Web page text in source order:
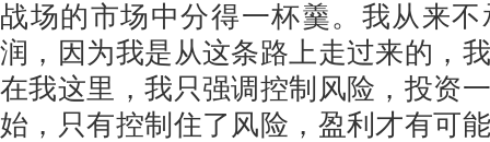
战场的市场中分得一杯羹。我从来
润，因为我是从这条路上走过来的，
在我这里，我只强调控制风险，投资
始，只有控制住了风险，盈利才有可